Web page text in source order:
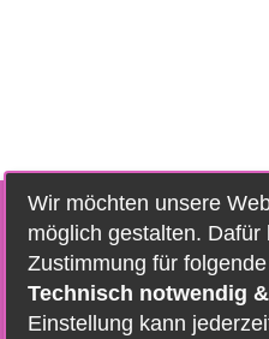
Wir möchten unsere
möglich gestalten.
Zustimmung für
Technisch notwendig
Einstellung kann